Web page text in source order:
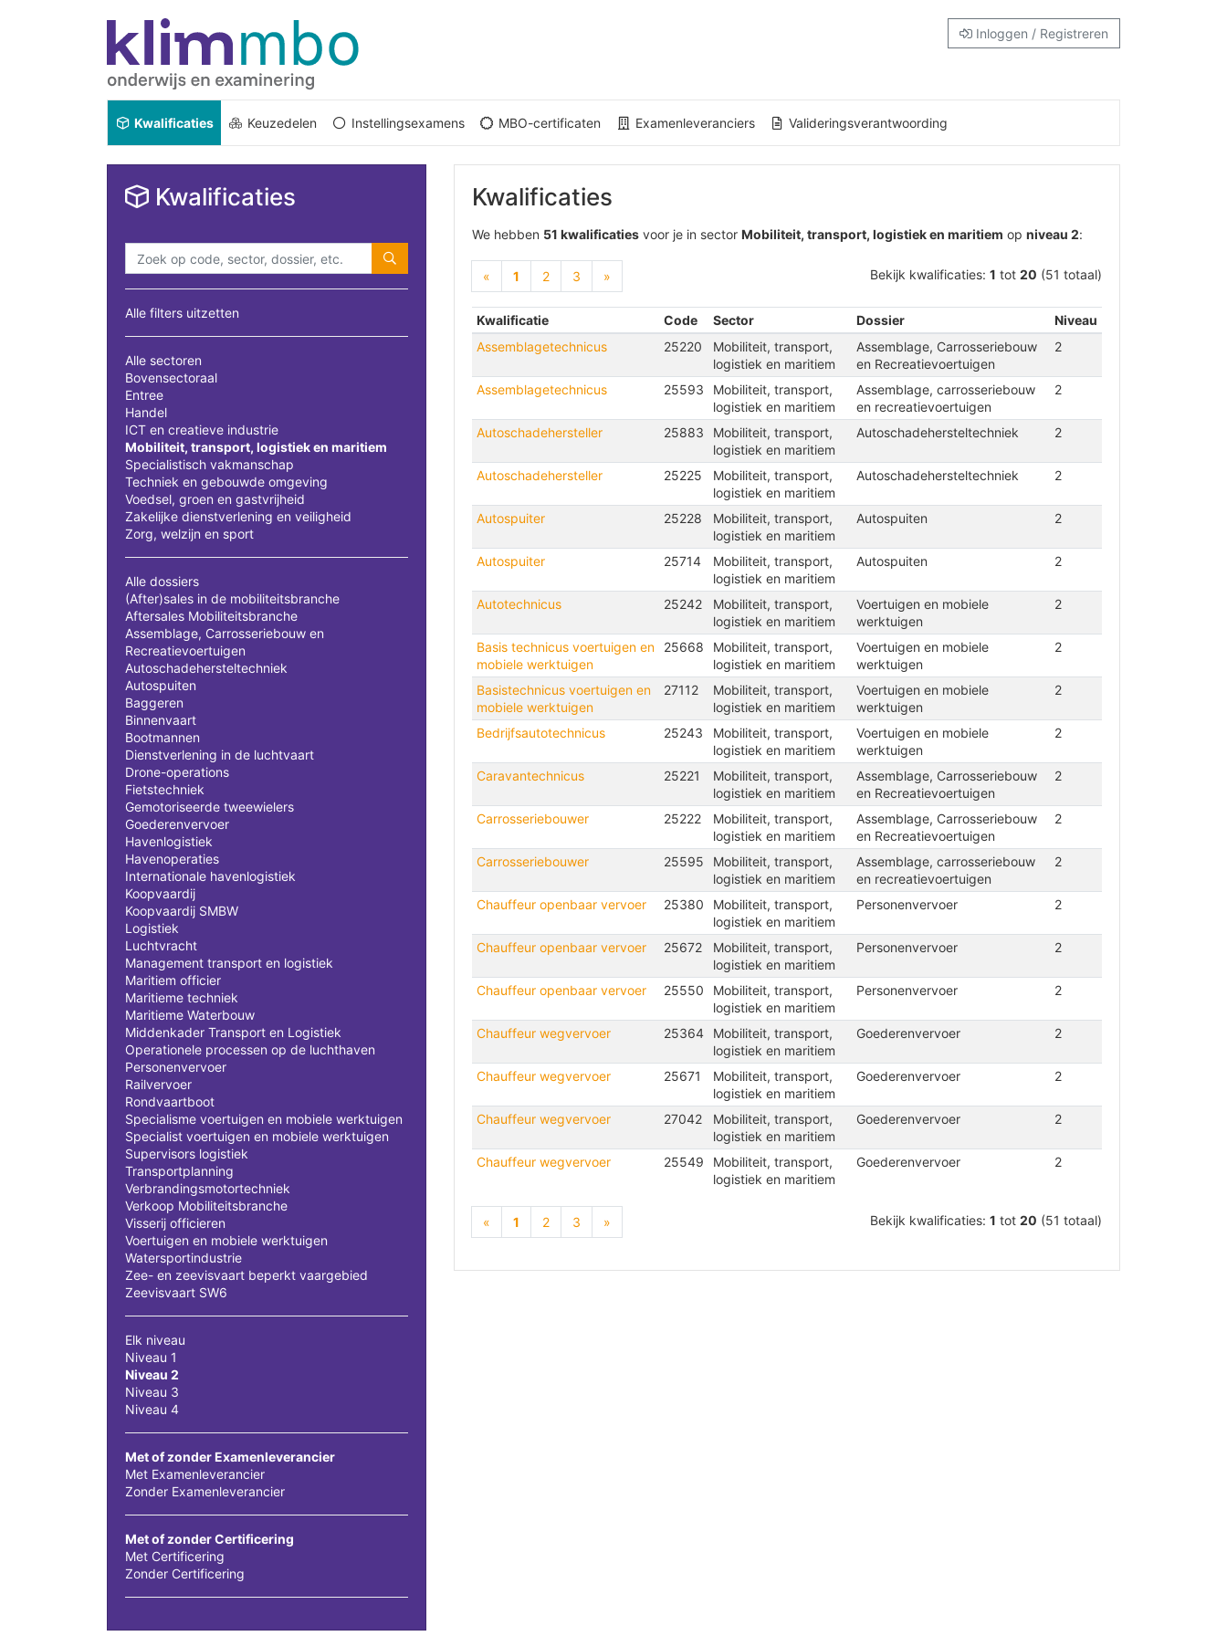
Inloggen / Registreren
Kwalificaties Keuzedelen Instellingsexamens MBO-certificaten Examenleveranciers Valideringsverantwoording
Kwalificaties
Alle filters uitzetten
Alle sectoren
Bovensectoraal
Entree
Handel
ICT en creatieve industrie
Mobiliteit, transport, logistiek en maritiem
Specialistisch vakmanschap
Techniek en gebouwde omgeving
Voedsel, groen en gastvrijheid
Zakelijke dienstverlening en veiligheid
Zorg, welzijn en sport
Alle dossiers
(After)sales in de mobiliteitsbranche
Aftersales Mobiliteitsbranche
Assemblage, Carrosseriebouw en
Recreatievoertuigen
Autoschadehersteltechniek
Autospuiten
Baggeren
Binnenvaart
Bootmannen
Dienstverlening in de luchtvaart
Drone-operations
Fietstechniek
Gemotoriseerde tweewielers
Goederenvervoer
Havenlogistiek
Havenoperaties
Internationale havenlogistiek
Koopvaardij
Koopvaardij SMBW
Logistiek
Luchtvracht
Management transport en logistiek
Maritiem officier
Maritieme techniek
Maritieme Waterbouw
Middenkader Transport en Logistiek
Operationele processen op de luchthaven
Personenvervoer
Railvervoer
Rondvaartboot
Specialisme voertuigen en mobiele werktuigen
Specialist voertuigen en mobiele werktuigen
Supervisors logistiek
Transportplanning
Verbrandingsmotortechniek
Verkoop Mobiliteitsbranche
Visserij officieren
Voertuigen en mobiele werktuigen
Watersportindustrie
Zee- en zeevisvaart beperkt vaargebied
Zeevisvaart SW6
Elk niveau
Niveau 1
Niveau 2
Niveau 3
Niveau 4
Met of zonder Examenleverancier
Met Examenleverancier
Zonder Examenleverancier
Met of zonder Certificering
Met Certificering
Zonder Certificering
Kwalificaties
We hebben 51 kwalificaties voor je in sector Mobiliteit, transport, logistiek en maritiem op niveau 2:
« 1 (current)
2 3 » Bekijk kwalificaties: 1 tot 20 (51 totaal)
Kwalificatie Code Sector Dossier
Niveau
Assemblagetechnicus
25220
Mobiliteit, transport,
logistiek en maritiem
Assemblage, Carrosseriebouw
en Recreatievoertuigen
2
Assemblagetechnicus 25593
Mobiliteit, transport,
logistiek en maritiem
Assemblage, carrosseriebouw
en recreatievoertuigen
2
Autoschadehersteller 25883
Mobiliteit, transport,
logistiek en maritiem
Autoschadehersteltechniek 2
Autoschadehersteller 25225
Mobiliteit, transport,
logistiek en maritiem
Autoschadehersteltechniek 2
Autospuiter 25228
Mobiliteit, transport,
logistiek en maritiem
Autospuiten 2
Autospuiter 25714
Mobiliteit, transport,
logistiek en maritiem
Autospuiten 2
Autotechnicus 25242
Mobiliteit, transport,
logistiek en maritiem
Voertuigen en mobiele
werktuigen
2
Basis technicus voertuigen en
mobiele werktuigen
25668
Mobiliteit, transport,
logistiek en maritiem
Voertuigen en mobiele
werktuigen
2
Basistechnicus voertuigen en
mobiele werktuigen
27112
Mobiliteit, transport,
logistiek en maritiem
Voertuigen en mobiele
werktuigen
2
Bedrijfsautotechnicus 25243
Mobiliteit, transport,
logistiek en maritiem
Voertuigen en mobiele
werktuigen
2
Caravantechnicus 25221
Mobiliteit, transport,
logistiek en maritiem
Assemblage, Carrosseriebouw
en Recreatievoertuigen
2
Carrosseriebouwer 25222
Mobiliteit, transport,
logistiek en maritiem
Assemblage, Carrosseriebouw
en Recreatievoertuigen
2
Carrosseriebouwer 25595
Mobiliteit, transport,
logistiek en maritiem
Assemblage, carrosseriebouw
en recreatievoertuigen
2
Chauffeur openbaar vervoer 25380
Mobiliteit, transport,
logistiek en maritiem
Personenvervoer 2
Chauffeur openbaar vervoer 25672
Mobiliteit, transport,
logistiek en maritiem
Personenvervoer 2
Chauffeur openbaar vervoer 25550
Mobiliteit, transport,
logistiek en maritiem
Personenvervoer 2
Chauffeur wegvervoer 25364
Mobiliteit, transport,
logistiek en maritiem
Goederenvervoer 2
Chauffeur wegvervoer 25671
Mobiliteit, transport,
logistiek en maritiem
Goederenvervoer 2
Chauffeur wegvervoer 27042
Mobiliteit, transport,
logistiek en maritiem
Goederenvervoer 2
Chauffeur wegvervoer 25549
Mobiliteit, transport,
logistiek en maritiem
Goederenvervoer 2
« 1 (current)
2 3 » Bekijk kwalificaties: 1 tot 20 (51 totaal)